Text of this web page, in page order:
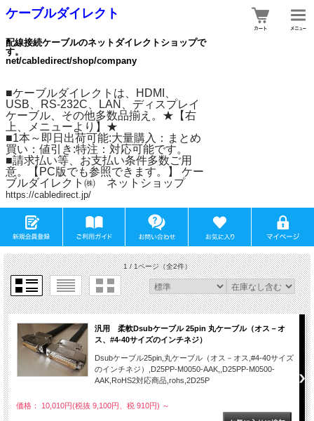
ケーブルダイレクト
配線接続ケーブルのネットダイレクトショップで
す。
net/cabledirect/shop/company
■ケーブルダイレクトは、HDMI、
USB、RS-232C、LAN、ディスプレイ
ケーブル、その他多数品揃え。★【右
上、メニューより】★
■1本～即日出荷可能:大量購入：まとめ
買い：値引き:特注：対応可能です。
■請求払い等、お支払い条件多数ご用
意。【PC版でも参照できます。】 ケー
ブルダイレクト㈱ ネットショップ
https://cabledirect.jp/
1 / 1ページ（全2件）
汎用 柔軟Dsubケーブル 25pin 丸ケーブル（オス－オ
ス、#4-40サイズのインチネジ）
Dsubケーブル25pin,丸ケーブル（オス－オス,#4-40サイズ
のインチネジ）,D25PP-M0050-AAK,,D25PP-M0500-
AAK,RoHS2対応商品,rohs,2D25P
価格： 10,010円(税抜 9,100円、税 910円) ～